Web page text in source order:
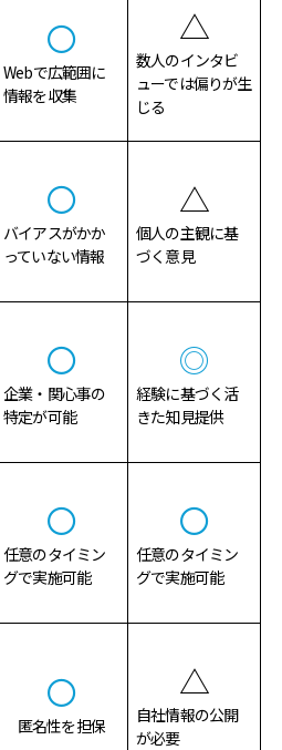
〇
Webで広範囲に
情報を収集
△
数人のインタビ
ューでは偏りが生
じる
〇
バイアスがかか
っていない情報
△
個人の主観に基
づく意見
〇
企業・関心事の
特定が可能
◎
経験に基づく活
きた知見提供
〇
任意のタイミン
グで実施可能
〇
任意のタイミン
グで実施可能
〇
匿名性を担保
△
自社情報の公開
が必要